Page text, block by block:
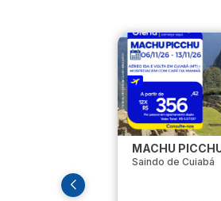
MACHU
Saindo de Cuiabá